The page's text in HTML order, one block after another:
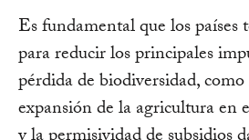
Es fundamental que los países
para reducir los principales
pérdida de biodiversidad, como
expansión de la agricultura en